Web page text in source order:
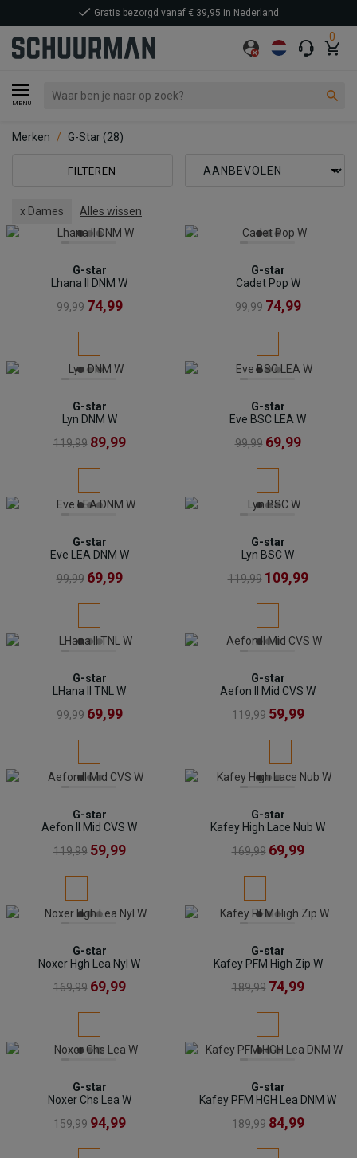
0
MENU
Gratis bezorgd vanaf € 39,95 in Nederland
Merken G-Star(28)
FILTEREN
x Dames Alles wissen
G-star
Lhana II DNM W
99,99 74,99
G-star
Cadet Pop W
99,99 74,99
G-star
Lyn DNM W
119,99 89,99
G-star
Eve BSC LEA W
99,99 69,99
G-star
Eve LEA DNM W
99,99 69,99
G-star
Lyn BSC W
119,99 109,99
G-star
LHana II TNL W
99,99 69,99
G-star
Aefon II Mid CVS W
119,99 59,99
G-star
Aefon II Mid CVS W
119,99 59,99
G-star
Kafey High Lace Nub W
169,99 69,99
G-star
Noxer Hgh Lea Nyl W
169,99 69,99
G-star
Kafey PFM High Zip W
189,99 74,99
G-star
Noxer Chs Lea W
159,99 94,99
G-star
Kafey PFM HGH Lea DNM W
189,99 84,99